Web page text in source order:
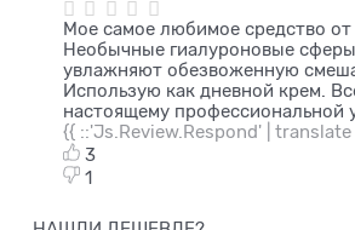
Мое самое любимое средство
Необычные гиалуроновые
увлажняют обезвоженную
Использую как дневной крем.
настоящему профессиональной
{{ ::'Js.Review.Respond' | translate
3
1